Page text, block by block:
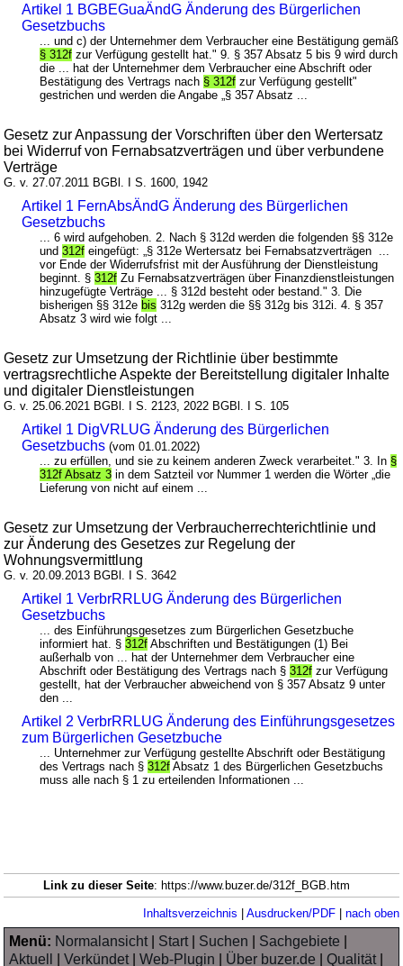
Artikel 1 BGBEGuaÄndG Änderung des Bürgerlichen
Gesetzbuchs
... und c) der Unternehmer dem Verbraucher eine Bestätigung gemäß
§ 312f zur Verfügung gestellt hat." 9. § 357 Absatz 5 bis 9 wird durch
die ... hat der Unternehmer dem Verbraucher eine Abschrift oder
Bestätigung des Vertrags nach § 312f zur Verfügung gestellt"
gestrichen und werden die Angabe „§ 357 Absatz ...
Gesetz zur Anpassung der Vorschriften über den Wertersatz
bei Widerruf von Fernabsatzverträgen und über verbundene
Verträge
G. v. 27.07.2011 BGBl. I S. 1600, 1942
Artikel 1 FernAbsÄndG Änderung des Bürgerlichen
Gesetzbuchs
... 6 wird aufgehoben. 2. Nach § 312d werden die folgenden §§ 312e
und312f eingefügt: „§ 312e Wertersatz bei Fernabsatzverträgen ...
vor Ende der Widerrufsfrist mit der Ausführung der Dienstleistung
beginnt. §312f Zu Fernabsatzverträgen über Finanzdienstleistungen
hinzugefügte Verträge ... § 312d besteht oder bestand." 3. Die
bisherigen §§ 312ebis 312g werden die §§ 312g bis 312i. 4. § 357
Absatz 3 wird wie folgt ...
Gesetz zur Umsetzung der Richtlinie über bestimmte
vertragsrechtliche Aspekte der Bereitstellung digitaler Inhalte
und digitaler Dienstleistungen
G. v. 25.06.2021 BGBl. I S. 2123, 2022 BGBl. I S. 105
Artikel 1 DigVRLUG Änderung des Bürgerlichen
Gesetzbuchs (vom 01.01.2022)
... zu erfüllen, und sie zu keinem anderen Zweck verarbeitet." 3. In §
312f Absatz 3 in dem Satzteil vor Nummer 1 werden die Wörter „die
Lieferung von nicht auf einem ...
Gesetz zur Umsetzung der Verbraucherrechterichtlinie und
zur Änderung des Gesetzes zur Regelung der
Wohnungsvermittlung
G. v. 20.09.2013 BGBl. I S. 3642
Artikel 1 VerbrRRLUG Änderung des Bürgerlichen
Gesetzbuchs
... des Einführungsgesetzes zum Bürgerlichen Gesetzbuche
informiert hat. §312f Abschriften und Bestätigungen (1) Bei
außerhalb von ... hat der Unternehmer dem Verbraucher eine
Abschrift oder Bestätigung des Vertrags nach §312f zur Verfügung
gestellt, hat der Verbraucher abweichend von § 357 Absatz 9 unter
den ...
Artikel 2 VerbrRRLUG Änderung des Einführungsgesetzes
zum Bürgerlichen Gesetzbuche
... Unternehmer zur Verfügung gestellte Abschrift oder Bestätigung
des Vertrags nach §312f Absatz 1 des Bürgerlichen Gesetzbuchs
muss alle nach § 1 zu erteilenden Informationen ...
Link zu dieser Seite: https://www.buzer.de/312f_BGB.htm
Inhaltsverzeichnis | Ausdrucken/PDF| nach oben
Menü: Normalansicht| Start| Suchen Sachgebiete
Aktuell
|Verkündet|Web-Plugin Über buzer.de |Qualität|